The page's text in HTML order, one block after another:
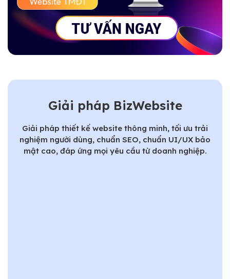
Giải pháp BizWebsite
Giải pháp thiết kế website thông minh, tối ưu trải
nghiệm người dùng, chuẩn SEO, chuẩn UI/UX bảo
mật cao, đáp ứng mọi yêu cầu từ doanh nghiệp.